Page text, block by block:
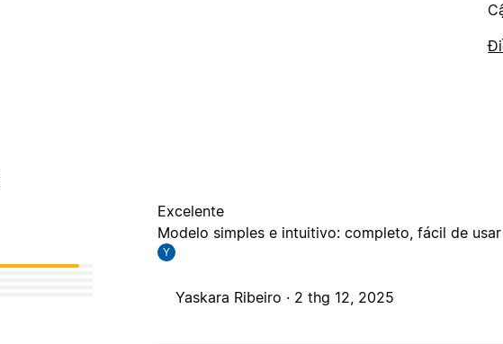
Excelente
Modelo simples e intuitivo: completo, fácil de
Y
Yaskara Ribeiro · 2 thg 12, 2025